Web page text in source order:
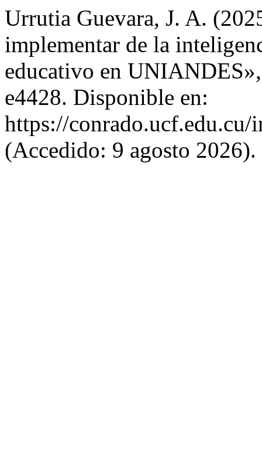
Urrutia Guevara, J. A.
implementar de la
educativo en
e4428. Disponible en:
https://
(Accedido: 9 agosto 2026).